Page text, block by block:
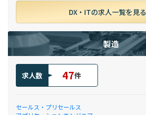
DX・ITの求人一覧を見る
製造
求人数 47件
セールス・プリセールス